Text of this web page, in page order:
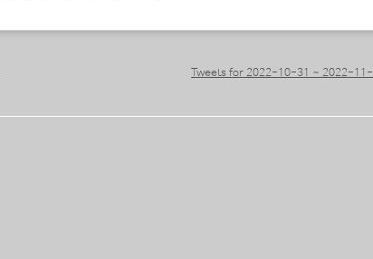
Tweets for 2022-10-31 ~ 2022-